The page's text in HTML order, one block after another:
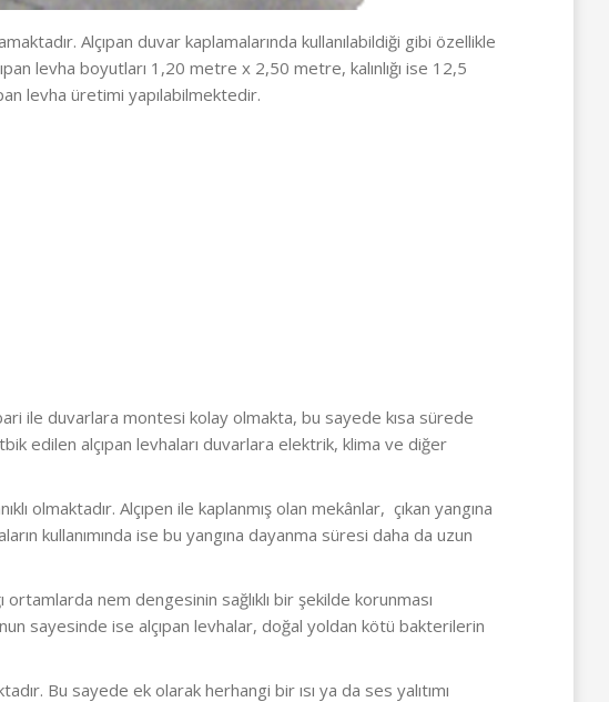
Alçıpan duvar kaplamalarında kullanılabildiği gibi özellikle
levha boyutları 1,20 metre x 2,50 metre, kalınlığı ise 12,5
levha üretimi yapılabilmektedir.
ile duvarlara montesi kolay olmakta, bu sayede kısa sürede
edilen alçıpan levhaları duvarlara elektrik, klima ve diğer
olmaktadır. Alçıpen ile kaplanmış olan mekânlar, çıkan yangına
kullanımında ise bu yangına dayanma süresi daha da uzun
ortamlarda nem dengesinin sağlıklı bir şekilde korunması
sayesinde ise alçıpan levhalar, doğal yoldan kötü bakterilerin
Bu sayede ek olarak herhangi bir ısı ya da ses yalıtımı